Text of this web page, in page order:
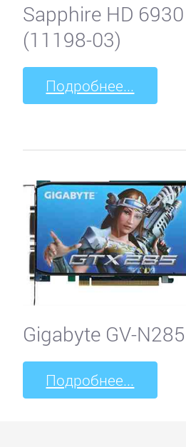
Sapphire HD 6930
(11198-03)
Подробнее...
Gigabyte GV-
Подробнее...